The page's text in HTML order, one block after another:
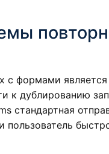
с формами
к дублированию
стандартная
пользователь